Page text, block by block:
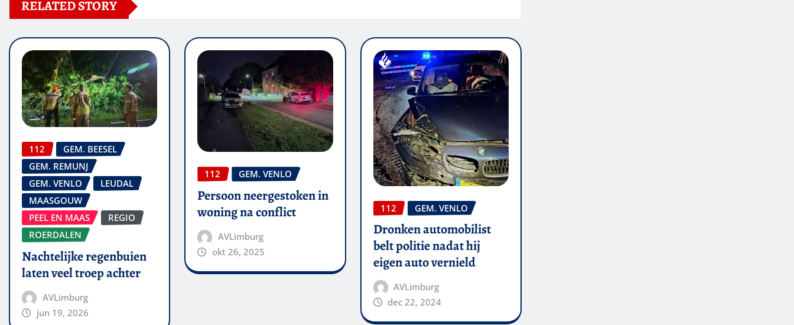
RELATED STORY
112
GEM. BEESEL
GEM. REMUNJ
GEM. VENLO
LEUDAL
MAASGOUW
PEEL EN MAAS
REGIO
ROERDALEN
Nachtelijke regenbuien
laten veel troep achter
AVLimburg
jun 19, 2026
112 GEM. VENLO
Persoon neergestoken in
woning na conflict
AVLimburg
okt 26, 2025
112 GEM. VENLO
Dronken automobilist
belt politie nadat hij
eigen auto vernield
AVLimburg
dec 22, 2024